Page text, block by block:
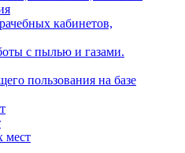
кабинетов,
с пылью и газами.
пользования на базе
мест